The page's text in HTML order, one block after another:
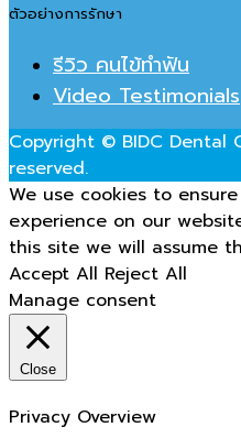
ตัวอย่างการรักษา
รีวิว คนไข้ทำฟัน
Video Testimonials
Copyright © BIDC Dental
reserved.
We use cookies to
experience on our
this site we will assume
Accept All Reject All
Manage consent
Close
Privacy Overview